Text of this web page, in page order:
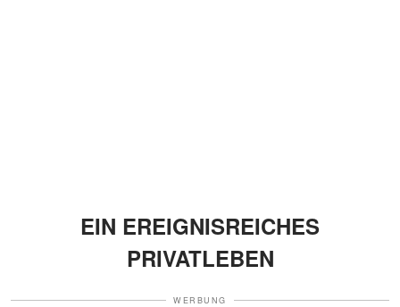
EIN EREIGNISREICHES
PRIVATLEBEN
WERBUNG